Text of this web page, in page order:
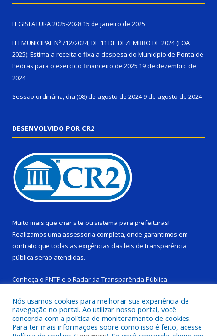
LEGISLATURA 2025-2028 15 de janeiro de 2025
LEI MUNICIPAL Nº 712/2024, DE 11 DE DEZEMBRO DE 2024 (LOA
2025): Estima a receita e fixa a despesa do Município de Ponta de
Pedras para o exercício financeiro de 2025 19 de dezembro de
2024
Sessão ordinária, dia (08) de agosto de 20249 de agosto de 2024
DESENVOLVIDO POR CR2
Muito mais que criar site ou sistema para prefeituras!
Realizamos uma assessoria completa, onde garantimos em
contrato que todas as exigências das leis de transparência
pública serão atendidas.
Conheça o PNTP e o Radar da Transparência Pública
Todos os direitos reservados a Câmara Municipal de Ponta de
Nós usamos cookies para melhorar sua experiência de
navegação no portal. Ao utilizar nosso portal, você
concorda com a política de monitoramento de cookies.
Para ter mais informações sobre como isso é feito, acesse